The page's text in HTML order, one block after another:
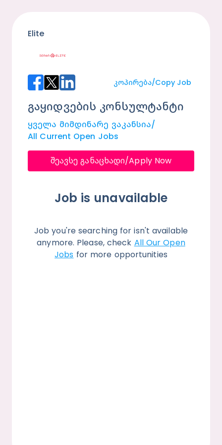
Elite
Კოპირება/Copy Job
გაყიდვების კონსულტანტი
Ყველა Მიმდინარე Ვაკანსია/
All Current Open Jobs
შეავსე განაცხადი/Apply Now
Job is unavailable
Job you're searching for isn't available
anymore. Please, check All Our Open
Jobs for more opportunities